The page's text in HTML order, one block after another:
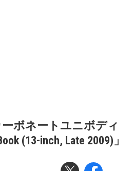
ボネートユニボディ
(13-inch, Late 2009)」